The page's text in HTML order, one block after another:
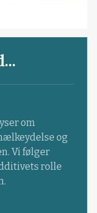
om
og
Vi følger
rolle